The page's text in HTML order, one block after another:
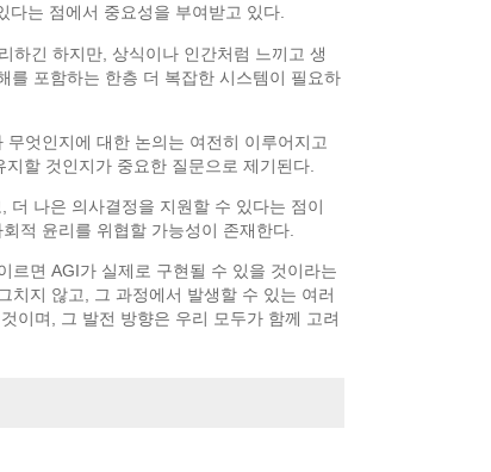
다는 점에서 중요성을 부여받고 있다.
하긴 하지만, 상식이나 인간처럼 느끼고 생
를 포함하는 한층 더 복잡한 시스템이 필요하
엇인지에 대한 논의는 여전히 이루어지고
할 것인지가 중요한 질문으로 제기된다.
나은 의사결정을 지원할 수 있다는 점이
적 윤리를 위협할 가능성이 존재한다.
르면 AGI가 실제로 구현될 수 있을 것이라는
치지 않고, 그 과정에서 발생할 수 있는 여러
이며, 그 발전 방향은 우리 모두가 함께 고려